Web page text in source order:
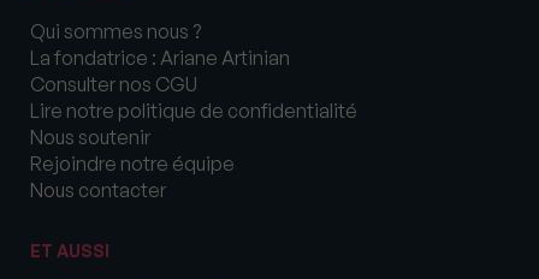
Qui sommes nous ?
La fondatrice : Ariane Artinian
Consulter nos CGU
Lire notre politique de confidentialité
Nous soutenir
Rejoindre notre équipe
Nous contacter
ET AUSSI